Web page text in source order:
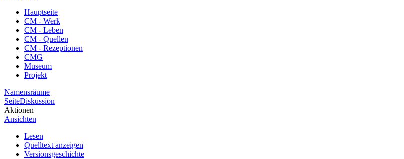
Hauptseite
CM - Werk
CM - Leben
CM - Quellen
CM - Rezeptionen
CMG
Museum
Projekt
Namensräume
SeiteDiskussion
Aktionen
Ansichten
Lesen
Quelltext anzeigen
Versionsgeschichte